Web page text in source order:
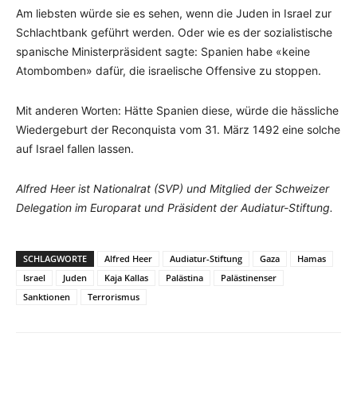
Am liebsten würde sie es sehen, wenn die Juden in Israel zur
Schlachtbank geführt werden. Oder wie es der sozialistische
spanische Ministerpräsident sagte: Spanien habe «keine
Atombomben» dafür, die israelische Offensive zu stoppen.
Mit anderen Worten: Hätte Spanien diese, würde die hässliche
Wiedergeburt der Reconquista vom 31. März 1492 eine solche
auf Israel fallen lassen.
Alfred Heer ist Nationalrat (SVP) und Mitglied der Schweizer
Delegation im Europarat und Präsident der Audiatur-Stiftung.
SCHLAGWORTE Alfred Heer Audiatur-Stiftung Gaza
Hamas
Israel
Juden Kaja Kallas Palästina
Palästinenser
Sanktionen
Terrorismus